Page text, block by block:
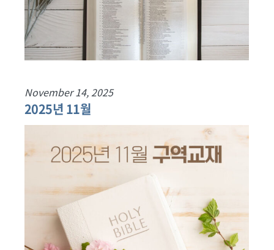
November 14, 2025
2025년 11월